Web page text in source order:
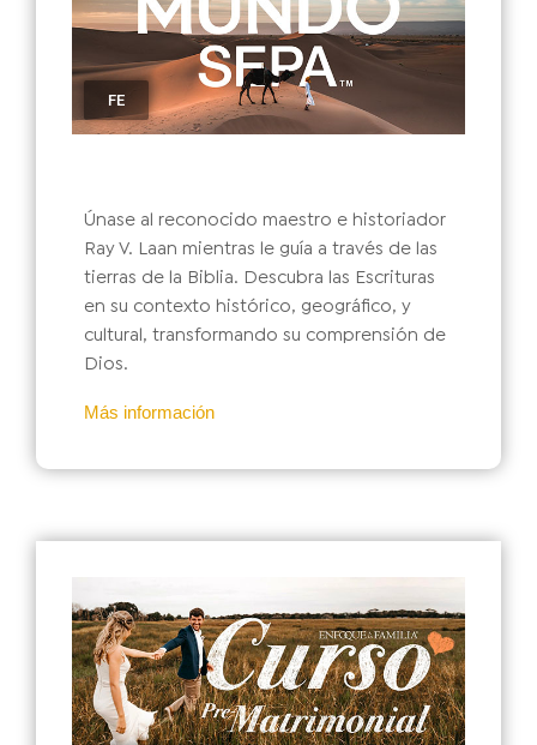
FE
Únase al reconocido maestro e historiador
Ray V. Laan mientras le guía a través de las
tierras de la Biblia. Descubra las Escrituras
en su contexto histórico, geográfico, y
cultural, transformando su comprensión de
Dios.
Más información